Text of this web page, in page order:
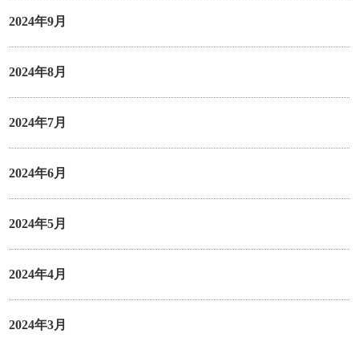
2024年9月
2024年8月
2024年7月
2024年6月
2024年5月
2024年4月
2024年3月